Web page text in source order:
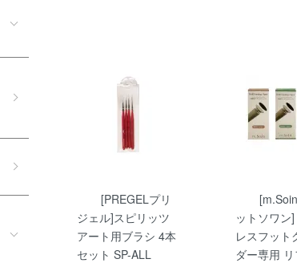
[PREGELプリ
ジェル]スピリッツ
アート用ブラシ 4本
セット SP-ALL
ットソワン
レスフット
ダー専用